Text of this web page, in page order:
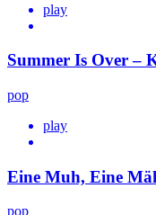
play
Summer Is Over –
pop
play
Eine Muh, Eine
pop